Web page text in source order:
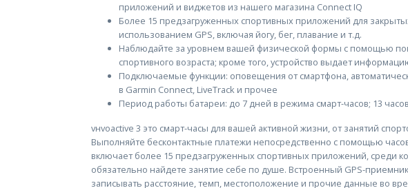
приложений и виджетов из нашего магазина Connect IQ
Более 15 предзагруженных спортивных приложений для
использованием GPS, включая йогу, бег, плавание и т.д.
Наблюдайте за уровнем вашей физической формы с помощью
спортивного возраста; кроме того, устройство выдает
Подключаемые функции: оповещения от смартфона,
в Garmin Connect, LiveTrack и прочее
Период работы батареи: до 7 дней в режима смарт-часов; 13
vнvoactive 3 это смарт-часы для вашей активной жизни, от занятий
Выполняйте бесконтактные платежи непосредственно с помощью
включает более 15 предзагруженных спортивных приложений, среди
обязательно найдете занятие себе по душе. Встроенный GPS-
записывать расстояние, темп, местоположение и прочие данные во